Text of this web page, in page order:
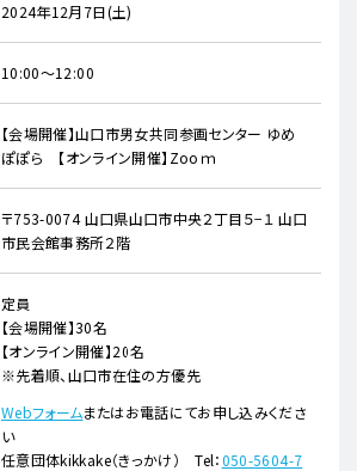
2024年12月7日(土)
10:00～12:00
【会場開催】山口市男女共同参画センター ゆめ
ぽぽら 【オンライン開催】Zooｍ
〒753-0074 山口県山口市中央２丁目５−１ 山口
市民会館事務所２階
定員
【会場開催】30名
【オンライン開催】20名
※先着順、山口市在住の方優先
Webフォームまたはお電話にてお申し込みくださ
い
任意団体kikkake（きっかけ） Tel：050-5604-7